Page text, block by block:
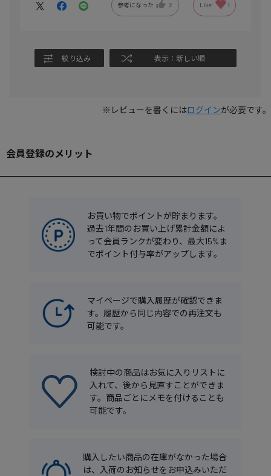
参考になった 2 Like! 1
絞り込み 表示：新しい順
※レビューを書くにはログインが必要です。
会員登録のメリット
お買い物でポイントが貯まります。
過去1年間のお買い上げ累計金額によ
って会員ランクが変わり、最大15%ま
でポイント付与率がアップします。
マイページで購入履歴が確認できま
す。履歴から同じ内容での再注文も
可能です。
検討中の商品はお気に入りリストに
入れて、後から見直すことができま
す。商品ごとにメモを付けることも
可能です。
購入したい商品の在庫がなかった場合
は、入荷のお知らせをお申込みいただ